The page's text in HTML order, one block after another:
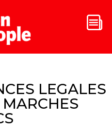
LEGALES
MARCHES